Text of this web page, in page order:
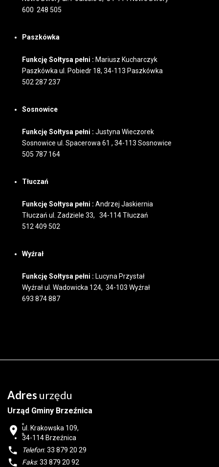
600 248 505
Paszkówka
Funkcję Sołtysa pełni : Mariusz Kucharczyk
Paszkówka ul. Pobiedr 18, 34-113 Paszkówka
502 287 237
Sosnowice
Funkcję Sołtysa pełni : Justyna Wieczorek
Sosnowice ul. Spacerowa 61 , 34-113 Sosnowice
505 787 164
Tłuczań
Funkcję Sołtysa pełni : Andrzej Jaskiernia
Tłuczań ul. Zadziele 33, 34-114 Tłuczań
512 409 502
Wyźrał
Funkcję Sołtysa pełni : Lucyna Przystał
Wyźrał ul. Wadowicka 124, 34-103 Wyźrał
693 874 887
Adres urzędu
Urząd Gminy Brzeźnica
ul. Krakowska 109,
34-114 Brzeźnica
Telefon: 33 879 20 29
Faks: 33 879 20 92